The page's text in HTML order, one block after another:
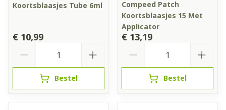
Koortsblaasjes Tube 6ml
€ 10,99
Bestel
Compeed Patch
Koortsblaasjes 15 Met
Applicator
€ 13,19
Bestel